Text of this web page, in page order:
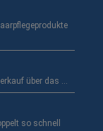
über das …
so schnell